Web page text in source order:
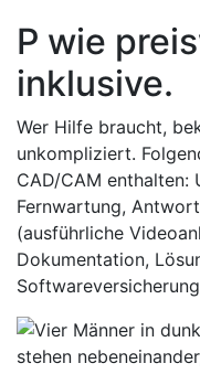
P wie
inklusive.
Wer Hilfe braucht,
unkompliziert.
CAD/CAM enthalten:
Fernwartung,
(ausführliche
Dokumentation,